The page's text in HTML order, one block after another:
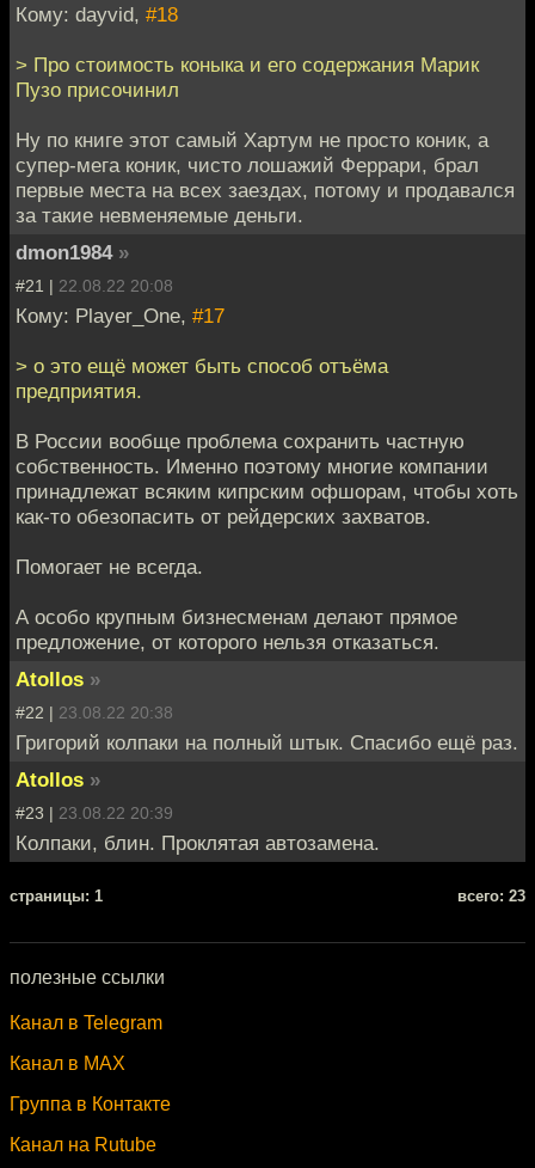
Кому: dayvid, #18
> Про стоимость коныка и его содержания Марик
Пузо присочинил
Ну по книге этот самый Хартум не просто коник, а
супер-мега коник, чисто лошажий Феррари, брал
первые места на всех заездах, потому и продавался
за такие невменяемые деньги.
dmon1984 »
#21 | 22.08.22 20:08
Кому: Player_One, #17
> о это ещё может быть способ отъёма
предприятия.
В России вообще проблема сохранить частную
собственность. Именно поэтому многие компании
принадлежат всяким кипрским офшорам, чтобы хоть
как-то обезопасить от рейдерских захватов.
Помогает не всегда.
А особо крупным бизнесменам делают прямое
предложение, от которого нельзя отказаться.
Atollos »
#22 | 23.08.22 20:38
Григорий колпаки на полный штык. Спасибо ещё раз.
Atollos »
#23 | 23.08.22 20:39
Колпаки, блин. Проклятая автозамена.
cтраницы: 1 всего: 23
полезные ссылки
Канал в Telegram
Канал в MAX
Группа в Контакте
Канал на Rutube